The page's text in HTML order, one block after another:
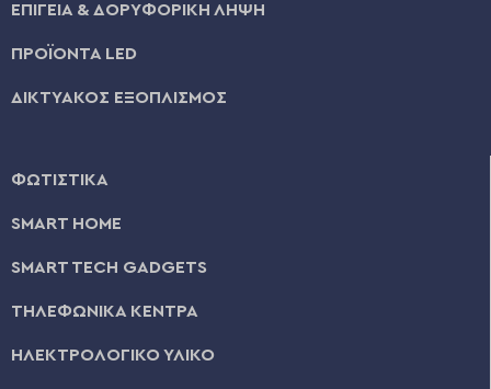
ΕΠΙΓΕΙΑ & ΔΟΡΥΦΟΡΙΚΗ ΛΗΨΗ
ΠΡΟΪΟΝΤΑ LED
ΔΙΚΤΥΑΚΟΣ ΕΞΟΠΛΙΣΜΟΣ
ΦΩΤΙΣΤΙΚΑ
SMART HOME
SMART TECH GADGETS
ΤΗΛΕΦΩΝΙΚΑ ΚΕΝΤΡΑ
ΗΛΕΚΤΡΟΛΟΓΙΚΟ ΥΛΙΚΟ